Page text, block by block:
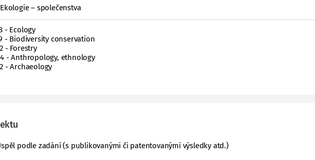
– společenstva
- Ecology
- Biodiversity conservation
- Forestry
- Anthropology, ethnology
- Archaeology
podle zadání (s publikovanými či patentovanými výsledky atd.)